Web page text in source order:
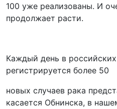
100 уже реализованы. И
продолжает расти.
Каждый день в
регистрируется более 50
новых случаев рака
касается Обнинска, в